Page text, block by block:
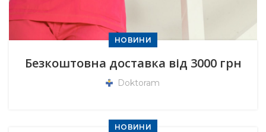
НОВИНИ
Безкоштовна доставка від 3000 грн
Doktoram
НОВИНИ